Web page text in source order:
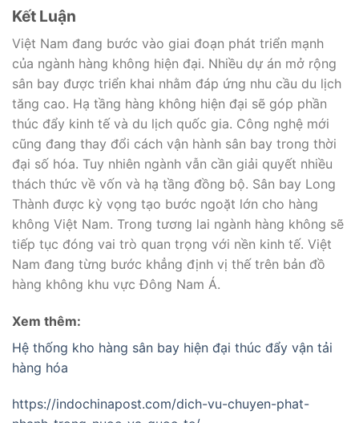
Kết Luận
Việt Nam đang bước vào giai đoạn phát triển mạnh
của ngành hàng không hiện đại. Nhiều dự án mở rộng
sân bay được triển khai nhằm đáp ứng nhu cầu du lịch
tăng cao. Hạ tầng hàng không hiện đại sẽ góp phần
thúc đẩy kinh tế và du lịch quốc gia. Công nghệ mới
cũng đang thay đổi cách vận hành sân bay trong thời
đại số hóa. Tuy nhiên ngành vẫn cần giải quyết nhiều
thách thức về vốn và hạ tầng đồng bộ. Sân bay Long
Thành được kỳ vọng tạo bước ngoặt lớn cho hàng
không Việt Nam. Trong tương lai ngành hàng không sẽ
tiếp tục đóng vai trò quan trọng với nền kinh tế. Việt
Nam đang từng bước khẳng định vị thế trên bản đồ
hàng không khu vực Đông Nam Á.
Xem thêm:
Hệ thống kho hàng sân bay hiện đại thúc đẩy vận tải
hàng hóa
https://indochinapost.com/dich-vu-chuyen-phat-